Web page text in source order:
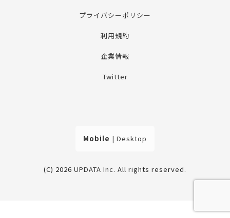
プライバシーポリシー
利用規約
企業情報
Twitter
Mobile | Desktop
(C) 2026 UPDATA Inc. All rights reserved.